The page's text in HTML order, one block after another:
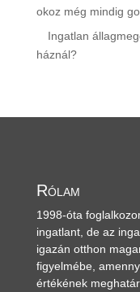
okoz még mindig
Ingatlan
háznál?
Rólam
1998-óta
ingatlant, de az
igazán otthon
figyelmébe,
értékének